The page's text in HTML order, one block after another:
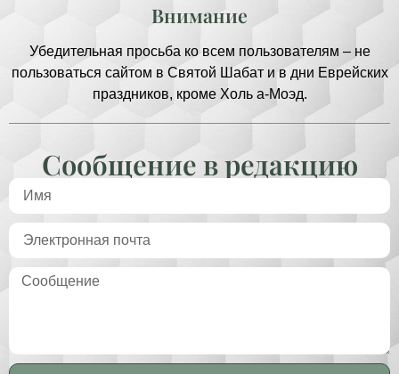
Внимание
Убедительная просьба ко всем пользователям – не
пользоваться сайтом в Святой Шабат и в дни Еврейских
праздников, кроме Холь а-Моэд.
Сообщение в редакцию